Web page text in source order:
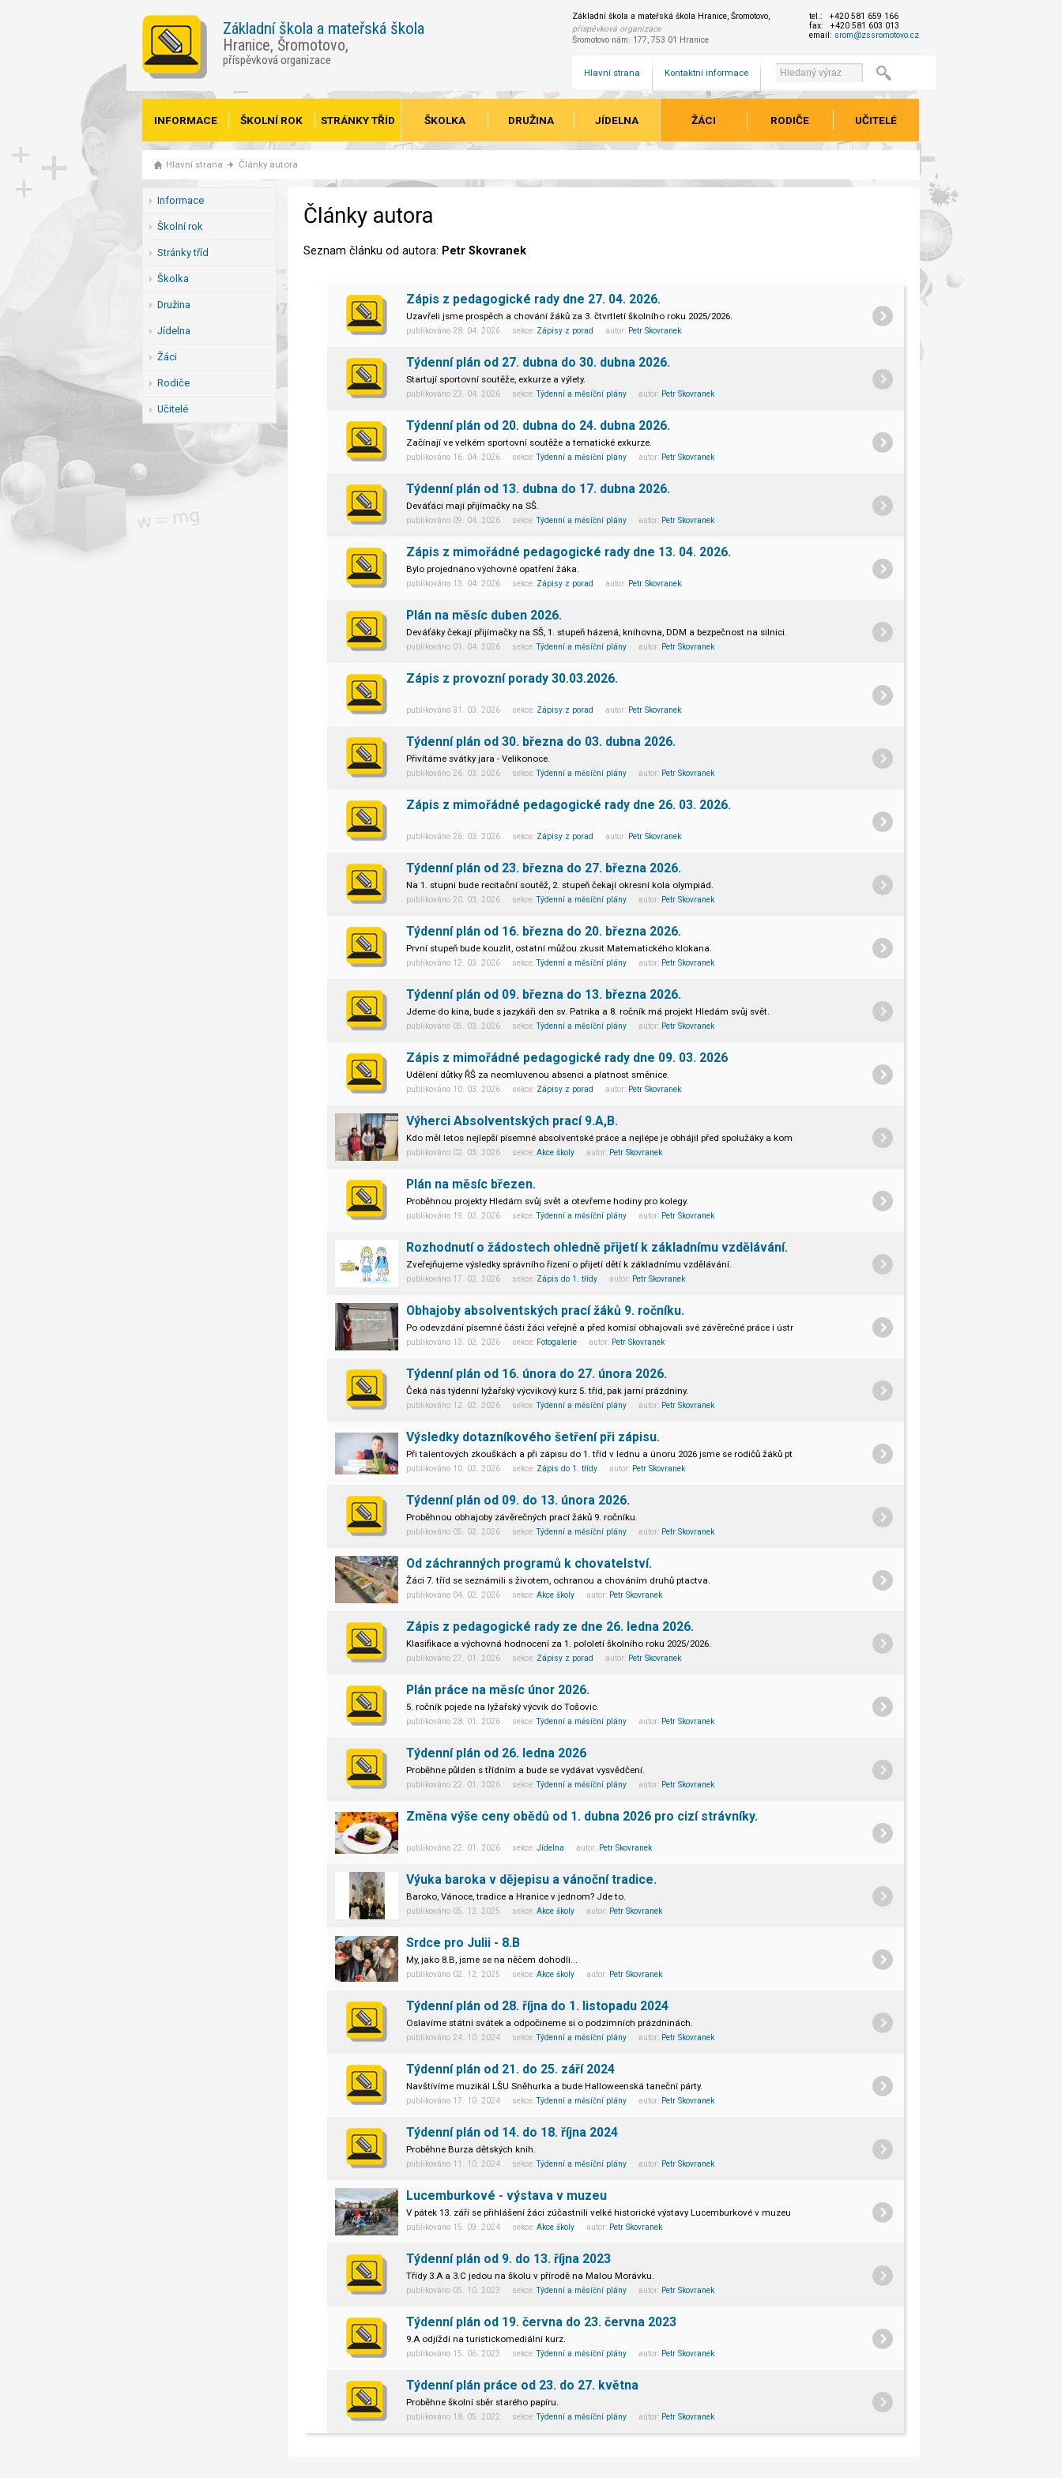
Základní škola a mateřská škola
Hranice, Šromotovo,
příspěvková organizace
Základní škola a mateřská škola Hranice, Šromotovo,
příspěvková organizace
Šromotovo nám. 177, 753 01 Hranice
tel.: +420 581 659 166
fax: +420 581 603 013
email: srom@zssromotovo.cz
Hlavní strana Kontaktní informace
INFORMACE ŠKOLNÍ ROK STRÁNKY TŘÍD ŠKOLKA DRUŽINA JÍDELNA ŽÁCI RODIČE UČITELÉ
Hlavní strana Články autora
Články autora
Seznam článku od autora: Petr Skovranek
Zápis z pedagogické rady dne 27. 04. 2026.
Uzavřeli jsme prospěch a chování žáků za 3. čtvrtletí školního roku 2025/2026.
publikováno 28. 04. 2026 sekce: Zápisy z porad autor: Petr Skovranek
Týdenní plán od 27. dubna do 30. dubna 2026.
Startují sportovní soutěže, exkurze a výlety.
publikováno 23. 04. 2026 sekce:Týdenní a měsíční plány autor: Petr Skovranek
Týdenní plán od 20. dubna do 24. dubna 2026.
Začínají ve velkém sportovní soutěže a tematické exkurze.
publikováno 16. 04. 2026 sekce:Týdenní a měsíční plány autor: Petr Skovranek
Týdenní plán od 13. dubna do 17. dubna 2026.
Deváťáci mají přijímačky na SŠ.
publikováno 09. 04. 2026 sekce:Týdenní a měsíční plány autor: Petr Skovranek
Zápis z mimořádné pedagogické rady dne 13. 04. 2026.
Bylo projednáno výchovné opatření žáka.
publikováno 13. 04. 2026 sekce: Zápisy z porad autor: Petr Skovranek
Plán na měsíc duben 2026.
Deváťáky čekají přijímačky na SŠ, 1. stupeň házená, knihovna, DDM a bezpečnost na silnici.
publikováno 01. 04. 2026 sekce:Týdenní a měsíční plány autor: Petr Skovranek
Zápis z provozní porady 30.03.2026.
publikováno 31. 03. 2026 sekce: Zápisy z porad autor: Petr Skovranek
Týdenní plán od 30. března do 03. dubna 2026.
Přivítáme svátky jara - Velikonoce.
publikováno 26. 03. 2026 sekce:Týdenní a měsíční plány autor: Petr Skovranek
Zápis z mimořádné pedagogické rady dne 26. 03. 2026.
publikováno 26. 03. 2026 sekce: Zápisy z porad autor: Petr Skovranek
Týdenní plán od 23. března do 27. března 2026.
Na 1. stupni bude recitační soutěž, 2. stupeň čekají okresní kola olympiád.
publikováno 20. 03. 2026 sekce:Týdenní a měsíční plány autor: Petr Skovranek
Týdenní plán od 16. března do 20. března 2026.
První stupeň bude kouzlit, ostatní můžou zkusit Matematického klokana.
publikováno 12. 03. 2026 sekce:Týdenní a měsíční plány autor: Petr Skovranek
Týdenní plán od 09. března do 13. března 2026.
Jdeme do kina, bude s jazykáři den sv. Patrika a 8. ročník má projekt Hledám svůj svět.
publikováno 05. 03. 2026 sekce:Týdenní a měsíční plány autor: Petr Skovranek
Zápis z mimořádné pedagogické rady dne 09. 03. 2026
Udělení důtky ŘŠ za neomluvenou absenci a platnost směnice.
publikováno 10. 03. 2026 sekce: Zápisy z porad autor: Petr Skovranek
Výherci Absolventských prací 9.A,B.
Kdo měl letos nejlepší písemné absolventské práce a nejlépe je obhájil před spolužáky a komisí?
publikováno 02. 03. 2026 sekce: Akce školy autor: Petr Skovranek
Plán na měsíc březen.
Proběhnou projekty Hledám svůj svět a otevřeme hodiny pro kolegy.
publikováno 19. 02. 2026 sekce:Týdenní a měsíční plány autor: Petr Skovranek
Rozhodnutí o žádostech ohledně přijetí k základnímu vzdělávání.
Zveřejňujeme výsledky správního řízení o přijetí dětí k základnímu vzdělávání.
publikováno 17. 02. 2026 sekce: Zápis do 1. třídy autor: Petr Skovranek
Obhajoby absolventských prací žáků 9. ročníku.
Po odevzdání písemné části žáci veřejně a před komisí obhajovali své závěrečné práce i ústně.
publikováno 13. 02. 2026 sekce: Fotogalerie autor: Petr Skovranek
Týdenní plán od 16. února do 27. února 2026.
Čeká nás týdenní lyžařský výcvikový kurz 5. tříd, pak jarní prázdniny.
publikováno 12. 02. 2026 sekce:Týdenní a měsíční plány autor: Petr Skovranek
Výsledky dotazníkového šetření při zápisu.
Při talentových zkouškách a při zápisu do 1. tříd v lednu a únoru 2026 jsme se rodičů žáků ptali, podle čeho si vybírali školu, kde se o nás dozvěděli a jak
publikováno 10. 02. 2026 sekce: Zápis do 1. třídy autor: Petr Skovranek
Týdenní plán od 09. do 13. února 2026.
Proběhnou obhajoby závěrečných prací žáků 9. ročníku.
publikováno 05. 02. 2026 sekce:Týdenní a měsíční plány autor: Petr Skovranek
Od záchranných programů k chovatelství.
Žáci 7. tříd se seznámili s životem, ochranou a chováním druhů ptactva.
publikováno 04. 02. 2026 sekce: Akce školy autor: Petr Skovranek
Zápis z pedagogické rady ze dne 26. ledna 2026.
Klasifikace a výchovná hodnocení za 1. pololetí školního roku 2025/2026.
publikováno 27. 01. 2026 sekce: Zápisy z porad autor: Petr Skovranek
Plán práce na měsíc únor 2026.
5. ročník pojede na lyžařský výcvik do Tošovic.
publikováno 28. 01. 2026 sekce:Týdenní a měsíční plány autor: Petr Skovranek
Týdenní plán od 26. ledna 2026
Proběhne půlden s třídním a bude se vydávat vysvědčení.
publikováno 22. 01. 2026 sekce:Týdenní a měsíční plány autor: Petr Skovranek
Změna výše ceny obědů od 1. dubna 2026 pro cizí strávníky.
publikováno 22. 01. 2026 sekce: Jídelna autor: Petr Skovranek
Výuka baroka v dějepisu a vánoční tradice.
Baroko, Vánoce, tradice a Hranice v jednom? Jde to.
publikováno 05. 12. 2025 sekce: Akce školy autor: Petr Skovranek
Srdce pro Julii - 8.B
My, jako 8.B, jsme se na něčem dohodli...
publikováno 02. 12. 2025 sekce: Akce školy autor: Petr Skovranek
Týdenní plán od 28. října do 1. listopadu 2024
Oslavíme státní svátek a odpočineme si o podzimních prázdninách.
publikováno 24. 10. 2024 sekce:Týdenní a měsíční plány autor: Petr Skovranek
Týdenní plán od 21. do 25. září 2024
Navštívíme muzikál LŠU Sněhurka a bude Halloweenská taneční párty.
publikováno 17. 10. 2024 sekce:Týdenní a měsíční plány autor: Petr Skovranek
Týdenní plán od 14. do 18. října 2024
Proběhne Burza dětských knih.
publikováno 11. 10. 2024 sekce:Týdenní a měsíční plány autor: Petr Skovranek
Lucemburkové - výstava v muzeu
V pátek 13. září se přihlášení žáci zúčastnili velké historické výstavy Lucemburkové v muzeu v zám ku ve Valašském Meziříčí. I přes špatnou předpověď
publikováno 15. 09. 2024 sekce: Akce školy autor: Petr Skovranek
Týdenní plán od 9. do 13. října 2023
Třídy 3.A a 3.C jedou na školu v přírodě na Malou Morávku.
publikováno 05. 10. 2023 sekce:Týdenní a měsíční plány autor: Petr Skovranek
Týdenní plán od 19. června do 23. června 2023
9.A odjíždí na turistickomediální kurz.
publikováno 15. 06. 2023 sekce:Týdenní a měsíční plány autor: Petr Skovranek
Týdenní plán práce od 23. do 27. května
Proběhne školní sběr starého papíru.
publikováno 18. 05. 2022 sekce:Týdenní a měsíční plány autor: Petr Skovranek
Informace
Školní rok
Stránky tříd
Školka
Družina
Jídelna
Žáci
Rodiče
Učitelé